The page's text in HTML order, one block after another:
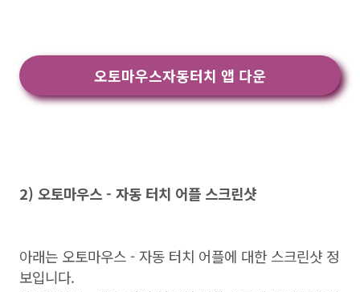
오토마우스자동터치 앱 다운
2) 오토마우스 - 자동 터치 어플 스크린샷
아래는 오토마우스 - 자동 터치 어플에 대한 스크린샷 정
보입니다.